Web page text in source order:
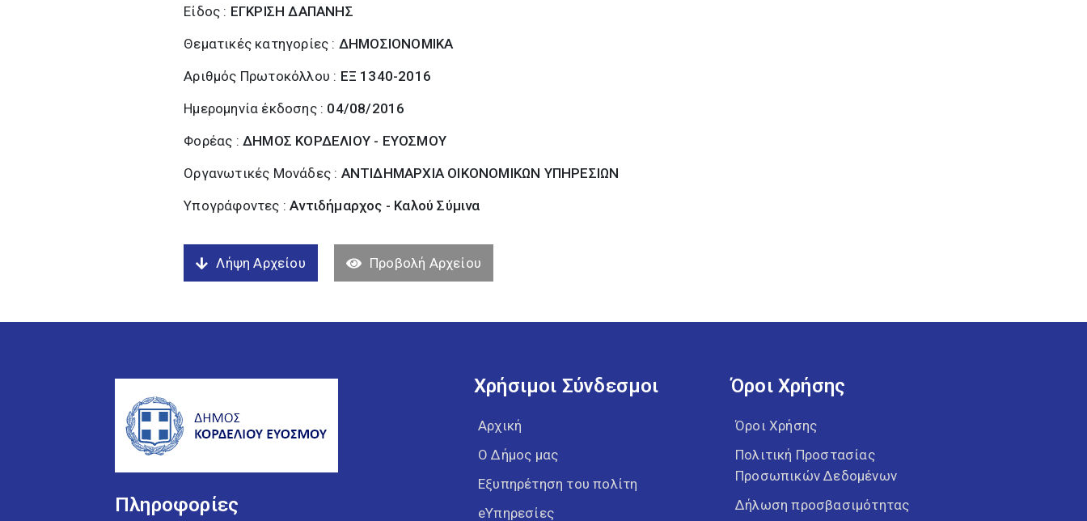
Είδος : ΕΓΚΡΙΣΗ ΔΑΠΑΝΗΣ
Θεματικές κατηγορίες : ΔΗΜΟΣΙΟΝΟΜΙΚΑ
Αριθμός Πρωτοκόλλου : ΕΞ 1340-2016
Ημερομηνία έκδοσης : 04/08/2016
Φορέας :ΔΗΜΟΣ ΚΟΡΔΕΛΙΟΥ - ΕΥΟΣΜΟΥ
Οργανωτικές Μονάδες : ΑΝΤΙΔΗΜΑΡΧΙΑ ΟΙΚΟΝΟΜΙΚΩΝ ΥΠΗΡΕΣΙΩΝ
Υπογράφοντες :Αντιδήμαρχος - Καλού Σύµινα
Λήψη Αρχείου Προβολή Αρχείου
Πληροφορίες
Χρήσιμοι Σύνδεσμοι
Αρχική
Ο Δήμος μας
Εξυπηρέτηση του πολίτη
eΥπηρεσίες
Όροι Χρήσης
Όροι Χρήσης
Πολιτική Προστασίας
Προσωπικών Δεδομένων
Δήλωση προσβασιμότητας